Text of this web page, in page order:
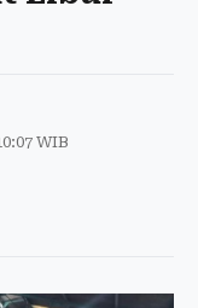
WIB